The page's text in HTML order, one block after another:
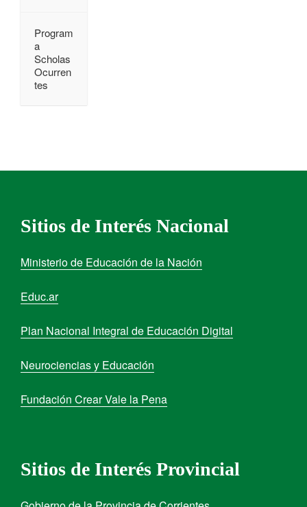
Program
a
Scholas
Ocurren
tes
Sitios de Interés Nacional
Ministerio de Educación de la Nación
Educ.ar
Plan Nacional Integral de Educación Digital
Neurociencias y Educación
Fundación Crear Vale la Pena
Sitios de Interés Provincial